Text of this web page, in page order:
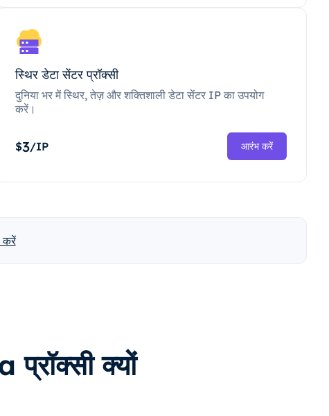
स्थिर डेटा सेंटर प्रॉक्सी
दुनिया भर में स्थिर, तेज़ और शक्तिशाली डेटा सेंटर IP का उपयोग
करें।
$3/IP आरंभ करें
करें
क्यों